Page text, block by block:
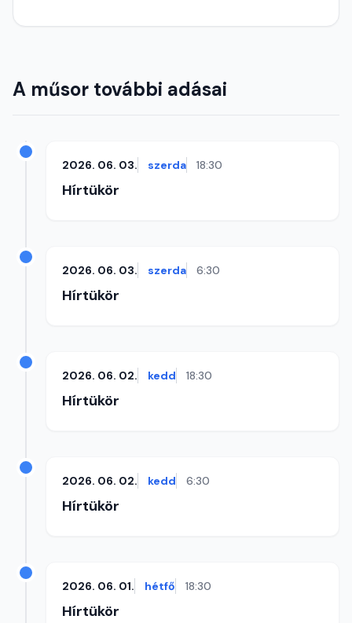
A műsor további adásai
2026. 06. 03. szerda 18:30
Hírtükör
2026. 06. 03. szerda 6:30
Hírtükör
2026. 06. 02. kedd 18:30
Hírtükör
2026. 06. 02. kedd 6:30
Hírtükör
2026. 06. 01. hétfő 18:30
Hírtükör